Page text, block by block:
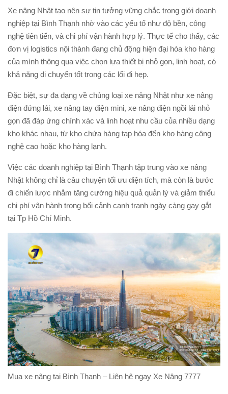
Xe nâng Nhật tạo nên sự tin tưởng vững chắc trong giới doanh
nghiệp tại Bình Thạnh nhờ vào các yếu tố như độ bền, công
nghệ tiên tiến, và chi phí vận hành hợp lý. Thực tế cho thấy, các
đơn vị logistics nội thành đang chủ động hiện đại hóa kho hàng
của mình thông qua việc chọn lựa thiết bị nhỏ gọn, linh hoạt, có
khả năng di chuyển tốt trong các lối đi hẹp.
Đặc biệt, sự đa dạng về chủng loại xe nâng Nhật như xe nâng
điện đứng lái, xe nâng tay điện mini, xe nâng điện ngồi lái nhỏ
gọn đã đáp ứng chính xác và linh hoạt nhu cầu của nhiều dạng
kho khác nhau, từ kho chứa hàng tạp hóa đến kho hàng công
nghệ cao hoặc kho hàng lạnh.
Việc các doanh nghiệp tại Bình Thạnh tập trung vào xe nâng
Nhật không chỉ là câu chuyện tối ưu diện tích, mà còn là bước
đi chiến lược nhằm tăng cường hiệu quả quản lý và giảm thiểu
chi phí vận hành trong bối cảnh cạnh tranh ngày càng gay gắt
tại Tp Hồ Chí Minh.
Mua xe nâng tại Bình Thạnh – Liên hệ ngay Xe Nâng 7777